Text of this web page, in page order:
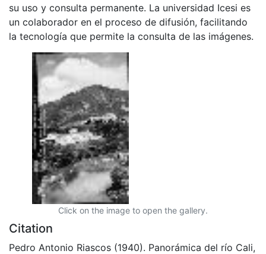
su uso y consulta permanente. La universidad Icesi es
un colaborador en el proceso de difusión, facilitando
la tecnología que permite la consulta de las imágenes.
Click on the image to open the gallery.
Citation
Pedro Antonio Riascos (1940). Panorámica del río Cali,